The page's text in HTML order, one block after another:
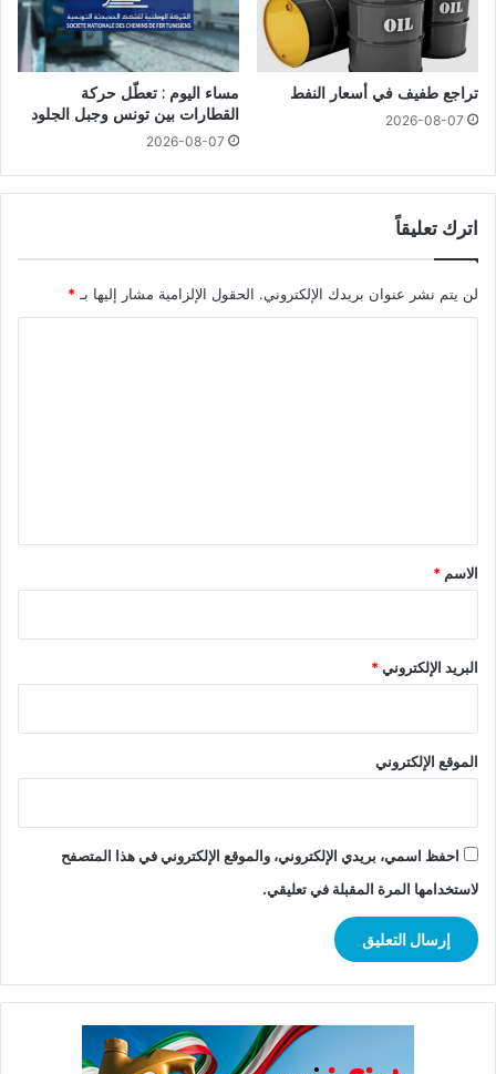
تراجع طفيف في أسعار النفط
2026-08-07
مساء اليوم : تعطّل حركة
القطارات بين تونس وجبل الجلود
2026-08-07
اترك تعليقاً
لن يتم نشر عنوان بريدك الإلكتروني. الحقول الإلزامية مشار إليها بـ*
*
الاسم *
البريد الإلكتروني*
الموقع الإلكتروني
احفظ اسمي، بريدي الإلكتروني، والموقع الإلكتروني في هذا المتصفح
لاستخدامها المرة المقبلة في تعليقي.